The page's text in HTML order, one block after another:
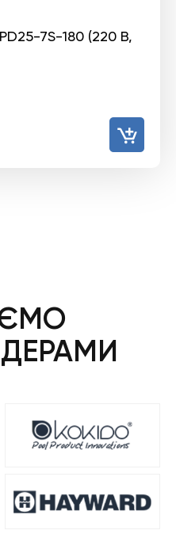
7S-180 (220 В,